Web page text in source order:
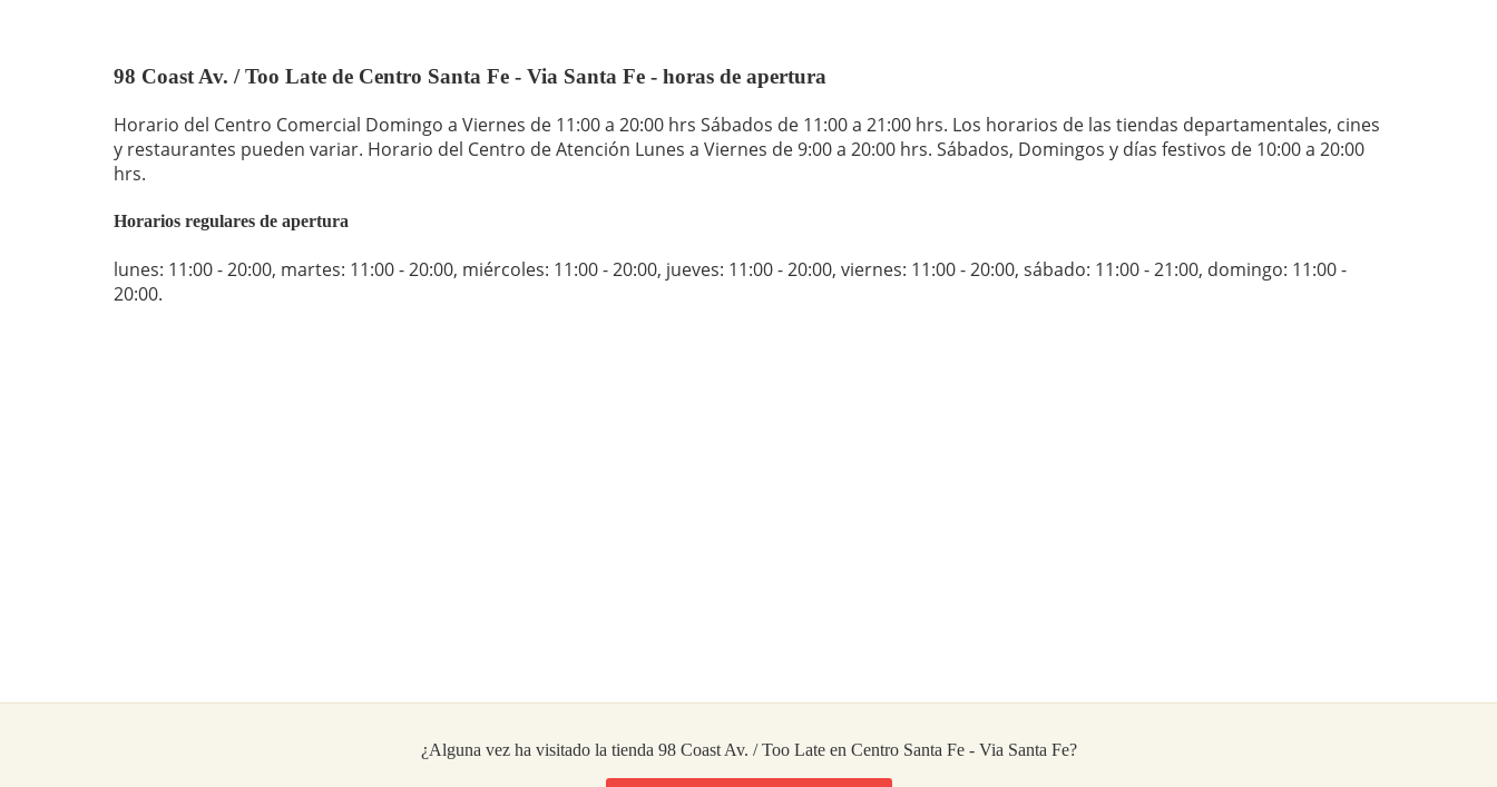
98 Coast Av. / Too Late de Centro Santa Fe - Via Santa Fe - horas de apertura
Horario del Centro Comercial Domingo a Viernes de 11:00 a 20:00 hrs Sábados de 11:00 a 21:00 hrs. Los horarios de las tiendas departamentales, cines
y restaurantes pueden variar. Horario del Centro de Atención Lunes a Viernes de 9:00 a 20:00 hrs. Sábados, Domingos y días festivos de 10:00 a 20:00
hrs.
Horarios regulares de apertura
lunes: 11:00 - 20:00, martes: 11:00 - 20:00, miércoles: 11:00 - 20:00, jueves: 11:00 - 20:00, viernes: 11:00 - 20:00, sábado: 11:00 - 21:00, domingo: 11:00 -
20:00.
¿Alguna vez ha visitado la tienda 98 Coast Av. / Too Late en Centro Santa Fe - Via Santa Fe?